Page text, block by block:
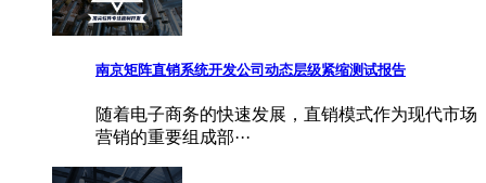
南京矩阵直销系统开发公司动态层级紧缩测试报告
随着电子商务的快速发展，直销模式作为现代市场
营销的重要组成部···